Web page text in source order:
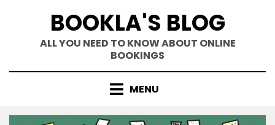
BOOKLA'S BLOG
ALL YOU NEED TO KNOW ABOUT ONLINE
BOOKINGS
MENU